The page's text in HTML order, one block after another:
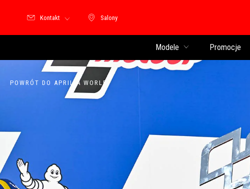
Salony
Salony
Kontakt
Modele Promocje
POWRÓT DO APRILIA WORLD